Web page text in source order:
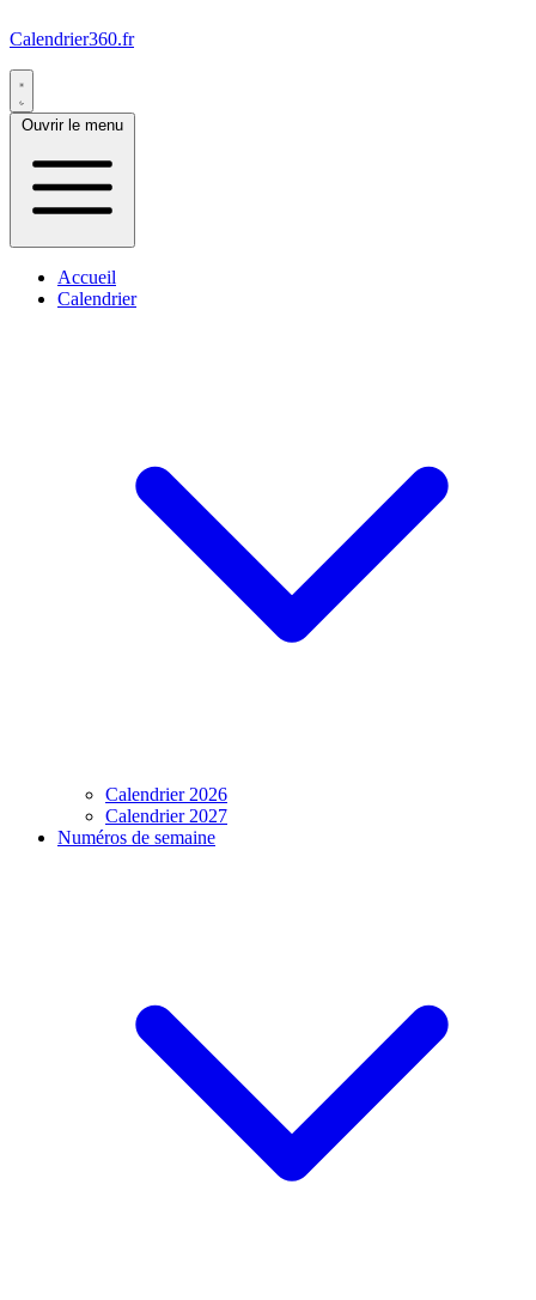
Calendrier360.fr
Ouvrir le menu
Accueil
Calendrier
Calendrier 2026
Calendrier 2027
Numéros de semaine